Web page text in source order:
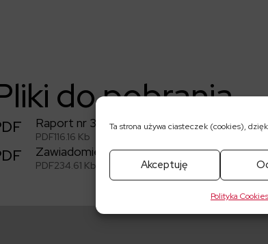
Ta strona używa ciasteczek (cookies),
Akceptuję
Polityka Cookies
do pobrania
Raport nr 32/2024
PDF116.16 Kb
Zawiadomienie
PDF234.61 Kb